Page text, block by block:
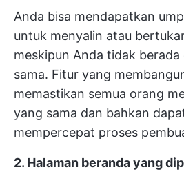
Anda bisa mendapatkan
untuk menyalin atau
meskipun Anda tidak
sama. Fitur yang
memastikan semua orang
yang sama dan bahkan
mempercepat proses
2. Halaman beranda yang